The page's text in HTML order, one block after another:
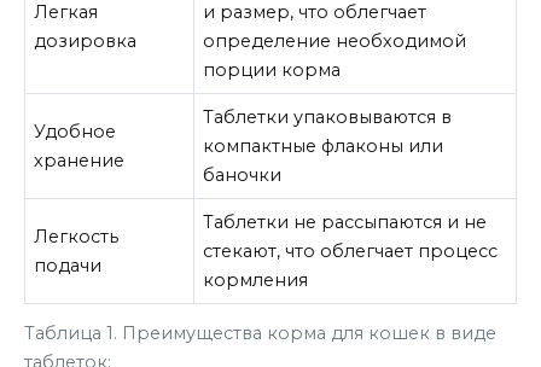
Таблица 1. Преимущества корма для кошек в виде
таблеток:
Легкая
дозировка
и размер, что облегчает
определение необходимой
порции корма
Удобное
хранение
Таблетки упаковываются в
компактные флаконы или
баночки
Легкость
подачи
Таблетки не рассыпаются и не
стекают, что облегчает процесс
кормления